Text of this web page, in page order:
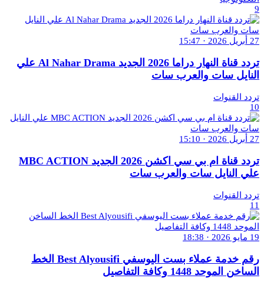
9
27 أبريل 2026 · 15:47
تردد قناة النهار دراما 2026 الجديد Al Nahar Drama علي
النايل سات والعرب سات
تردد القنوات
10
27 أبريل 2026 · 15:10
تردد قناة ام بي سي اكشن 2026 الجديد MBC ACTION
علي النايل سات والعرب سات
تردد القنوات
11
19 مايو 2026 · 18:38
رقم خدمة عملاء بست اليوسفي Best Alyousifi الخط
الساخن الموحد 1448 وكافة التفاصيل